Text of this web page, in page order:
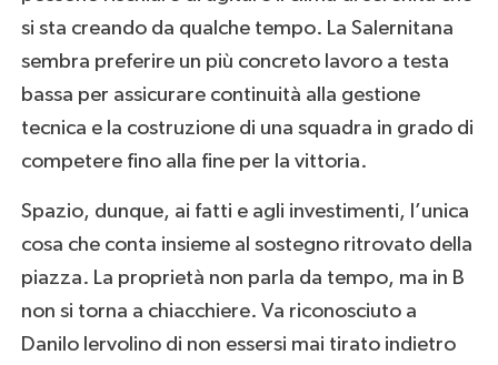
si sta creando da qualche tempo. La Salernitana
sembra preferire un più concreto lavoro a testa
bassa per assicurare continuità alla gestione
tecnica e la costruzione di una squadra in grado di
competere fino alla fine per la vittoria.
Spazio, dunque, ai fatti e agli investimenti, l’unica
cosa che conta insieme al sostegno ritrovato della
piazza. La proprietà non parla da tempo, ma in B
non si torna a chiacchiere. Va riconosciuto a
Danilo Iervolino di non essersi mai tirato indietro